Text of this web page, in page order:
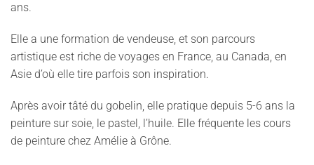
ans.
Elle a une formation de vendeuse, et son parcours
artistique est riche de voyages en France, au Canada, en
Asie d’où elle tire parfois son inspiration.
Après avoir tâté du gobelin, elle pratique depuis 5-6 ans la
peinture sur soie, le pastel, l’huile. Elle fréquente les cours
de peinture chez Amélie à Grône.